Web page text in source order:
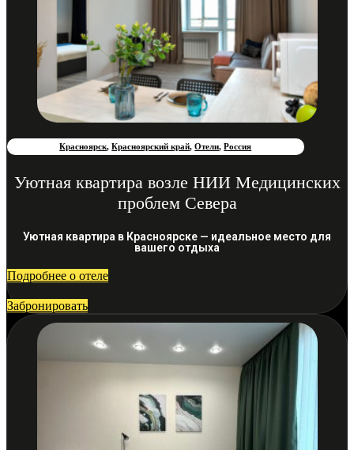
Красноярск,Красноярский край,Отели,Россия
Уютная квартира возле НИИ Медицинских
проблем Севера
Уютная квартира в Красноярске — идеальное место для
вашего отдыха
Подробнее о отеле
Забронировать